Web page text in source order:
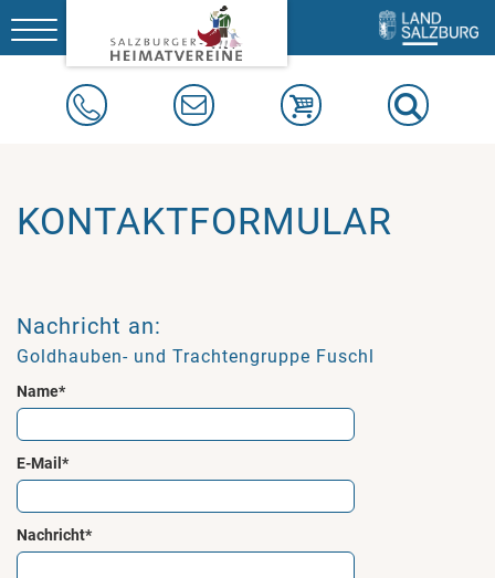
Toggle
navigation
KONTAKTFORMULAR
Nachricht an:
Goldhauben- und Trachtengruppe Fuschl
Name*
E-Mail*
Nachricht*